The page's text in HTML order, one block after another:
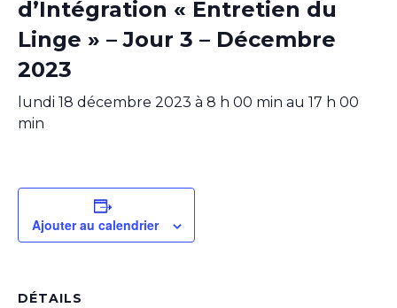
d’Intégration « Entretien du
Linge » – Jour 3 – Décembre
2023
lundi 18 décembre 2023 à 8 h 00 min au 17 h 00
min
Ajouter au calendrier
DÉTAILS